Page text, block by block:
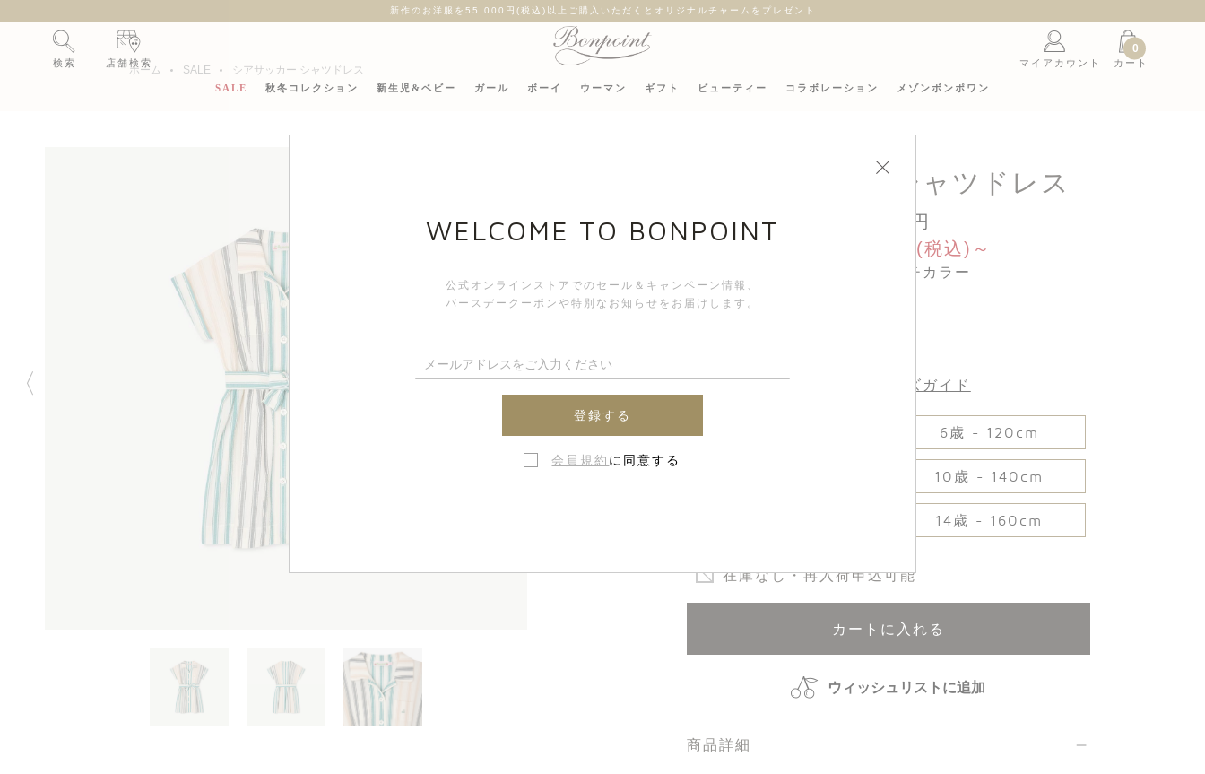
新作のお洋服を55,000円(税込)以上ご購入いただくとオリジナルチャームをプレゼント
検索 店舗検索 マイアカウント
0
カート
SALE 秋冬コレクション 新生児&ベビー ガール ボーイ ウーマン ギフト ビューティー コラボレーション メゾンボンポワン
ホーム SALE シアサッカー シャツドレス
シアサッカー シャツドレス
51,700円
sale 25,850円(税込)～
カラー : マルチカラー
サイズガイド
6歳 - 120cm
10歳 - 140cm
14歳 - 160cm
在庫なし・再入荷申込可能
カートに入れる
ウィッシュリストに追加
商品詳細
WELCOME TO BONPOINT
公式オンラインストアでのセール＆キャンペーン情報、
バースデークーポンや特別なお知らせをお届けします。
登録する
会員規約 に同意する